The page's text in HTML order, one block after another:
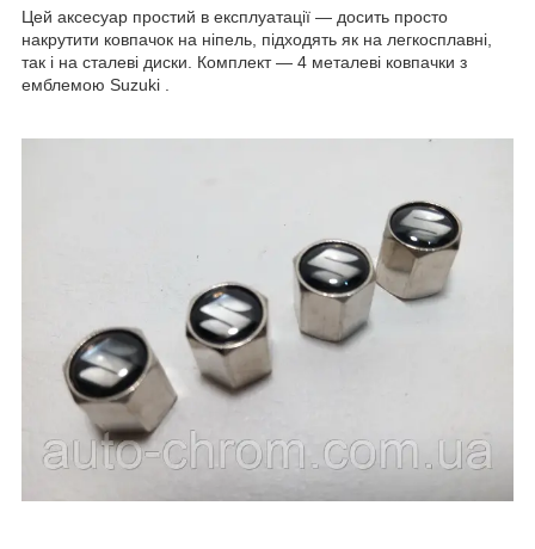
Цей аксесуар простий в експлуатації — досить просто
накрутити ковпачок на ніпель, підходять як на легкосплавні,
так і на сталеві диски. Комплект — 4 металеві ковпачки з
емблемою Suzuki